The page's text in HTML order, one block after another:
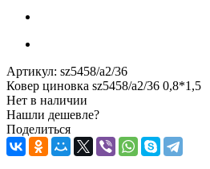
Артикул: sz5458/a2/36
Ковер циновка sz5458/a2/36 0,8*1,5
Нет в наличии
Нашли дешевле?
Поделиться